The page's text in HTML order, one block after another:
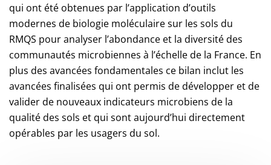
qui ont été obtenues par l’application d’outils
modernes de biologie moléculaire sur les sols du
RMQS pour analyser l’abondance et la diversité des
communautés microbiennes à l’échelle de la France. En
plus des avancées fondamentales ce bilan inclut les
avancées finalisées qui ont permis de développer et de
valider de nouveaux indicateurs microbiens de la
qualité des sols et qui sont aujourd’hui directement
opérables par les usagers du sol.